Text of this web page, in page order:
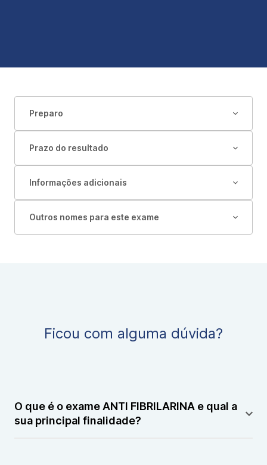
Preparo
Prazo do resultado
Informações adicionais
Outros nomes para este exame
Ficou com alguma dúvida?
O que é o exame ANTI FIBRILARINA e qual a
sua principal finalidade?